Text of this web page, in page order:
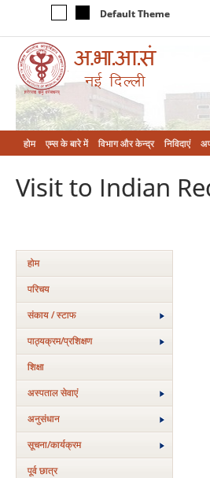
Default Theme
होम एम्‍स के बारे में विभाग और केन्‍द्र निविदाएं
Visit to Indian
होम
परिचय
संकाय / स्टाफ
पाठ्यक्रम/प्रशिक्षण
शिक्षा
अस्‍पताल सेवाएं
अनुसंधान
सूचना/कार्यक्रम
पूर्व छात्र